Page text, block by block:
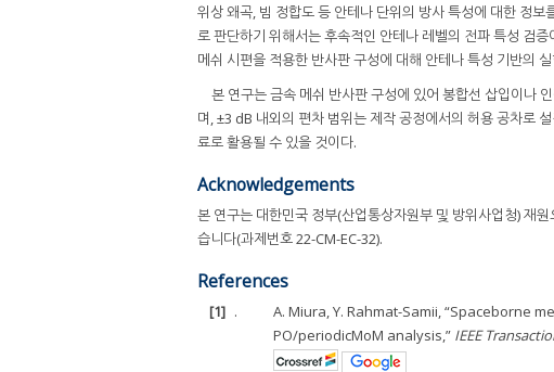
위상 왜곡, 빔 정합도 등 안테나 단위의 방사 특성에 대한 정
로 판단하기 위해서는 후속적인 안테나 레벨의 전파 특성 검
메쉬 시편을 적용한 반사판 구성에 대해 안테나 특성 기반의
본 연구는 금속 메쉬 반사판 구성에 있어 봉합선 삽입이나
며, ±3 dB 내외의 편차 범위는 제작 공정에서의 허용 공차로
료로 활용될 수 있을 것이다.
Acknowledgements
본 연구는 대한민국 정부(산업통상자원부 및 방위사업청) 재
습니다(과제번호 22-CM-EC-32).
References
[1] .
A. Miura, Y. Rahmat-Samii, “Spaceborne
PO/periodicMoM analysis,” IEEE